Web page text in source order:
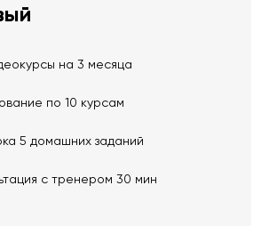
на 3 месяца
по 10 курсам
5 домашних заданий
с тренером 30 мин